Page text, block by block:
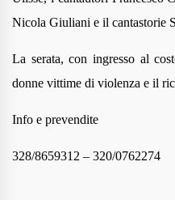
Nicola Giuliani e il cantastorie
La serata, con ingresso al
donne vittime di violenza e il
Info e prevendite
328/8659312 – 320/0762274